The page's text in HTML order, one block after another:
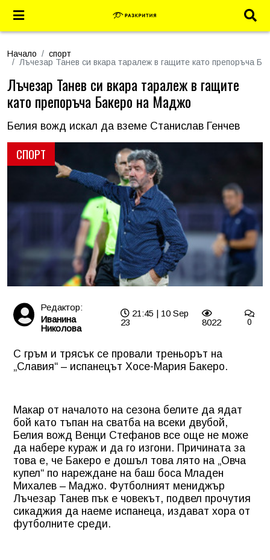
Начало
спорт
Лъчезар Танев си вкара таралеж в гащите като препоръча
СПОРТ
Лъчезар Танев си вкара таралеж в гащите
като препоръча Бакеро на Маджо
Белия вожд искал да вземе Станислав Генчев
Редактор:
Иванина
Николова
21:45 | 10 Sep
23
8022 0
С гръм и трясък се провали треньорът на
„Славия“ – испанецът Хосе-Мария Бакеро.
Макар от началото на сезона белите да ядат
бой като тъпан на сватба на всеки двубой,
Белия вожд Венци Стефанов все още не може
да набере кураж и да го изгони. Причината за
това е, че Бакеро е дошъл това лято на „Овча
купел“ по нареждане на баш боса Младен
Михалев – Маджо. Футболният мениджър
Лъчезар Танев пък е човекът, подвел прочутия
сикаджия да наеме испанеца, издават хора от
футболните среди.